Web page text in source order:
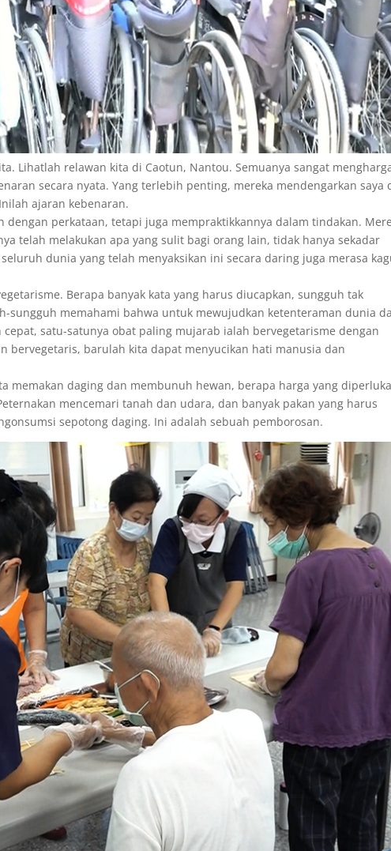
Lihatlah relawan kita di Caotun, Nantou. Semuanya sangat
secara nyata. Yang terlebih penting, mereka mendengarkan saya
ajaran kebenaran.
dengan perkataan, tetapi juga mempraktikkannya dalam tindakan.
telah melakukan apa yang sulit bagi orang lain, tidak hanya sekadar
dunia yang telah menyaksikan ini secara daring juga merasa
Berapa banyak kata yang harus diucapkan, sungguh tak
sungguh memahami bahwa untuk mewujudkan ketenteraman dunia
satu-satunya obat paling mujarab ialah bervegetarisme dengan
bervegetaris, barulah kita dapat menyucikan hati manusia dan
memakan daging dan membunuh hewan, berapa harga yang
mencemari tanah dan udara, dan banyak pakan yang harus
sepotong daging. Ini adalah sebuah pemborosan.